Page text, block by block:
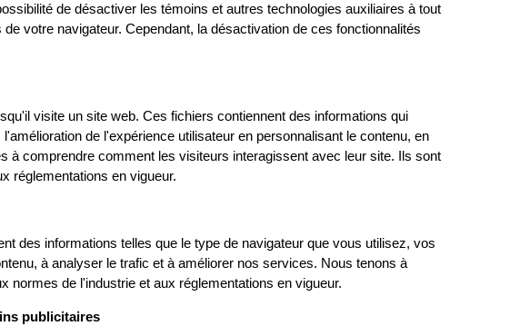
de désactiver les témoins et autres technologies auxiliaires à tout
votre navigateur. Cependant, la désactivation de ces fonctionnalités
visite un site web. Ces fichiers contiennent des informations qui
de l'expérience utilisateur en personnalisant le contenu, en
à comprendre comment les visiteurs interagissent avec leur site. Ils sont
réglementations en vigueur.
des informations telles que le type de navigateur que vous utilisez, vos
à analyser le trafic et à améliorer nos services. Nous tenons à
normes de l'industrie et aux réglementations en vigueur.
publicitaires